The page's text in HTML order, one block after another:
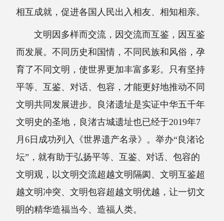
相互成就，促进各国人民出入相友、相知相亲。
文明因多样而交流，因交流而互鉴，因互鉴
而发展。不同历史和国情，不同民族和风俗，孕
育了不同文明，使世界更加丰富多彩。只有坚持
平等、互鉴、对话、包容，才能更好地推动不同
文明共同发展进步。良渚遗址是实证中华五千年
文明史的圣地，良渚古城遗址也已经于2019年7
月6日成功列入《世界遗产名录》。举办“良渚论
坛”，就有助于弘扬平等、互鉴、对话、包容的
文明观，以文明交流超越文明隔阂、文明互鉴超
越文明冲突、文明包容超越文明优越，让一切文
明的精华造福当今、造福人类。